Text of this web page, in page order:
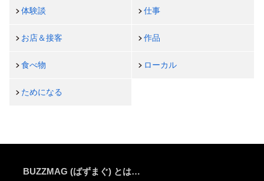
体験談 仕事
お店＆接客 作品
食べ物 ローカル
ためになる
BUZZMAG (ばずまぐ) とは…